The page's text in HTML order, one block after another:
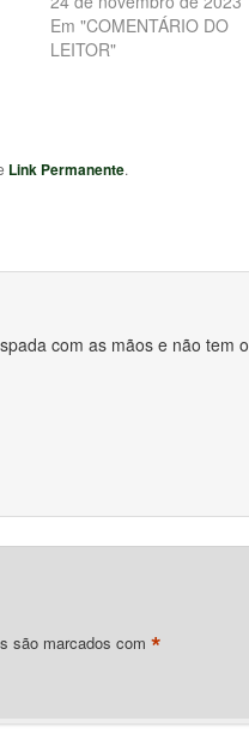
Em "COMENTÁRIO DO
LEITOR"
Link Permanente.
com as mãos e não tem o
são marcados com *